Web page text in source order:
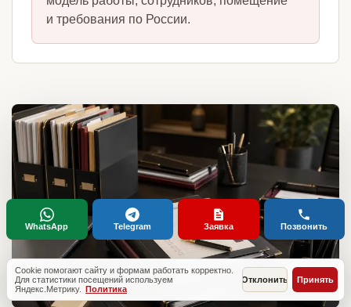
и требования по России.
Cookie помогают сайту и формам работать корректно.
Для статистики посещений используем
Яндекс.Метрику. Политика
Отклонить Принять
WhatsApp Telegram Заявка Позвонить